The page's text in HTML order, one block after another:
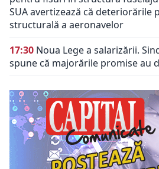
SUA avertizează că deteriorările
structurală a aeronavelor
17:30 Noua Lege a salarizării.
spune că majorările promise au